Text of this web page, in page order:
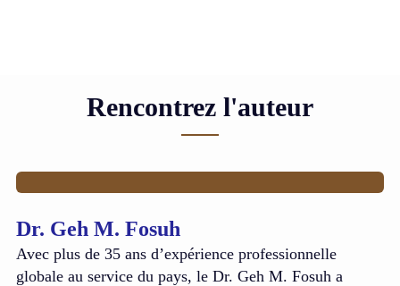
Rencontrez l'auteur
Dr. Geh M. Fosuh
Avec plus de 35 ans d’expérience professionnelle
globale au service du pays, le Dr. Geh M. Fosuh a